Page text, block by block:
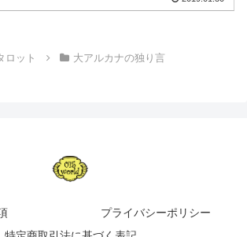
ロット 大アルカナの独り言
プライバシーポリシー